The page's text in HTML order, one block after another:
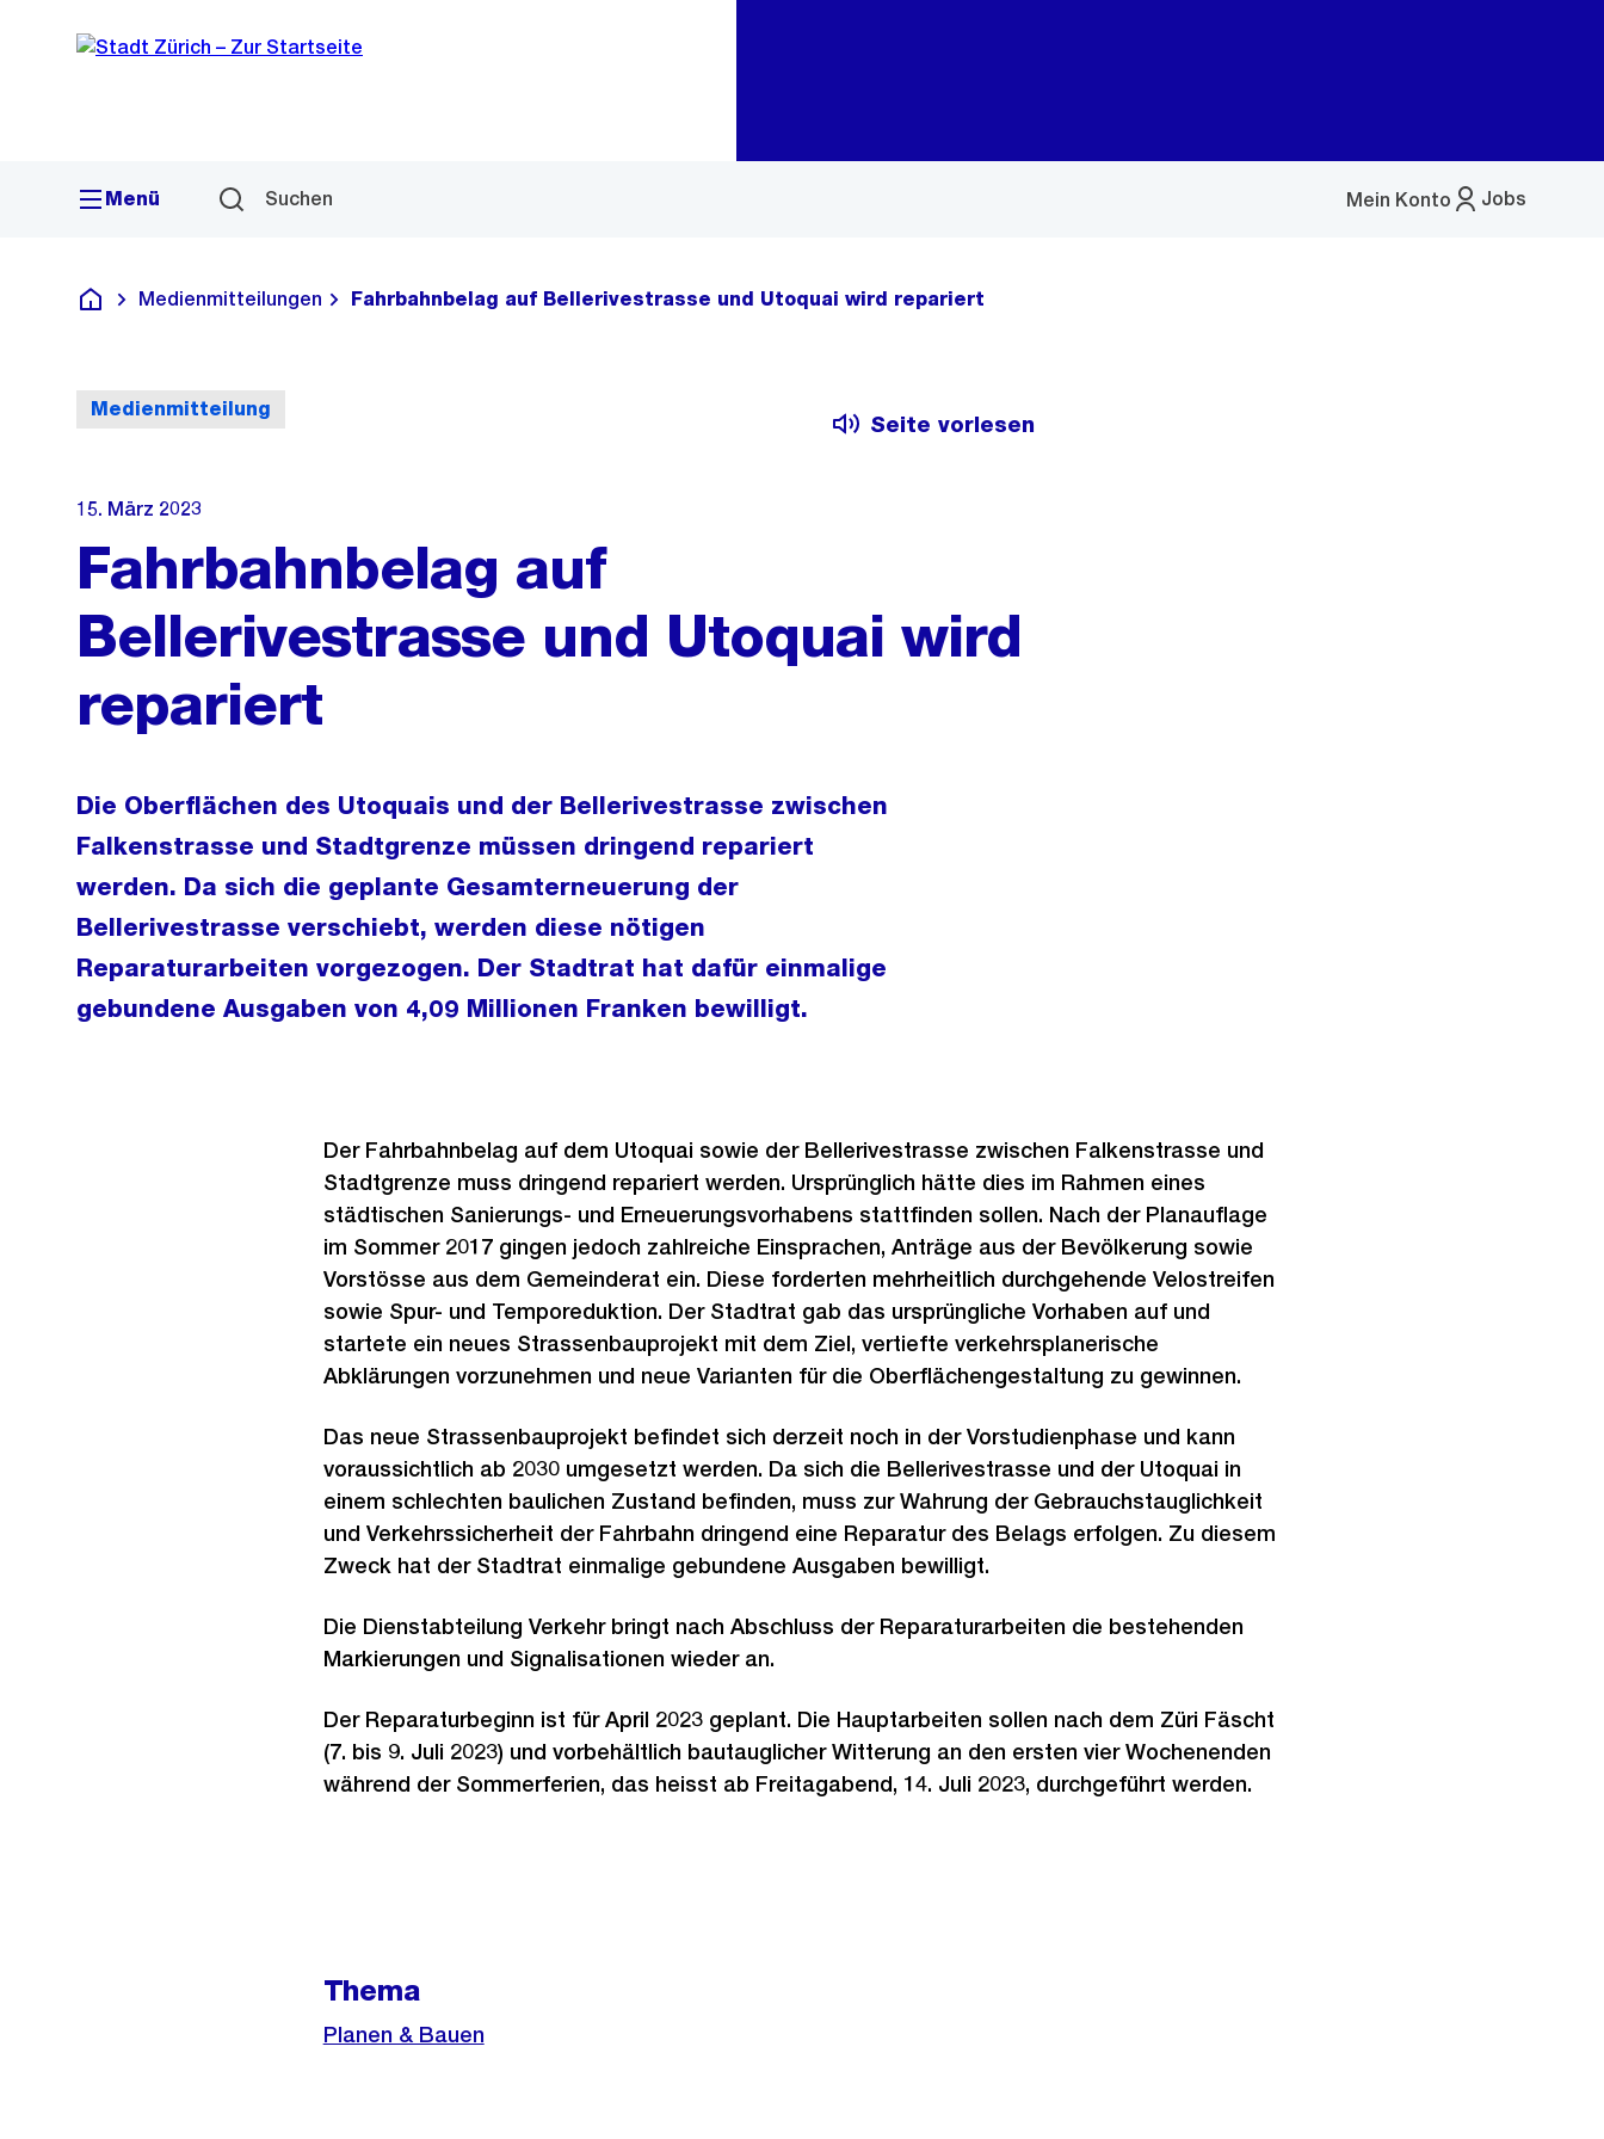
Navigation
Sprunglink
Menü Suchen Jobs
Mein Konto
Menü
Deutsch
Medienmitteilungen Fahrbahnbelag auf Bellerivestrasse und Utoquai wird repariert
Medienmitteilung
Seite vorlesen
15. März 2023
Fahrbahnbelag auf
Bellerivestrasse und Utoquai wird
repariert
Die Oberflächen des Utoquais und der Bellerivestrasse zwischen
Falkenstrasse und Stadtgrenze müssen dringend repariert
werden. Da sich die geplante Gesamterneuerung der
Bellerivestrasse verschiebt, werden diese nötigen
Reparaturarbeiten vorgezogen. Der Stadtrat hat dafür einmalige
gebundene Ausgaben von 4,09 Millionen Franken bewilligt.
Der Fahrbahnbelag auf dem Utoquai sowie der Bellerivestrasse zwischen Falkenstrasse und
Stadtgrenze muss dringend repariert werden. Ursprünglich hätte dies im Rahmen eines
städtischen Sanierungs- und Erneuerungsvorhabens stattfinden sollen. Nach der Planauflage
im Sommer 2017 gingen jedoch zahlreiche Einsprachen, Anträge aus der Bevölkerung sowie
Vorstösse aus dem Gemeinderat ein. Diese forderten mehrheitlich durchgehende Velostreifen
sowie Spur- und Temporeduktion. Der Stadtrat gab das ursprüngliche Vorhaben auf und
startete ein neues Strassenbauprojekt mit dem Ziel, vertiefte verkehrsplanerische
Abklärungen vorzunehmen und neue Varianten für die Oberflächengestaltung zu gewinnen.
Das neue Strassenbauprojekt befindet sich derzeit noch in der Vorstudienphase und kann
voraussichtlich ab 2030 umgesetzt werden. Da sich die Bellerivestrasse und der Utoquai in
einem schlechten baulichen Zustand befinden, muss zur Wahrung der Gebrauchstauglichkeit
und Verkehrssicherheit der Fahrbahn dringend eine Reparatur des Belags erfolgen. Zu diesem
Zweck hat der Stadtrat einmalige gebundene Ausgaben bewilligt.
Die Dienstabteilung Verkehr bringt nach Abschluss der Reparaturarbeiten die bestehenden
Markierungen und Signalisationen wieder an.
Der Reparaturbeginn ist für April 2023 geplant. Die Hauptarbeiten sollen nach dem Züri Fäscht
(7. bis 9. Juli 2023) und vorbehältlich bautauglicher Witterung an den ersten vier Wochenenden
während der Sommerferien, das heisst ab Freitagabend, 14. Juli 2023, durchgeführt werden.
Thema
Planen & Bauen